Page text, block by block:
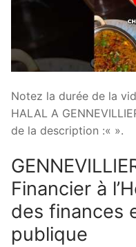
Notez la durée de la
HALAL A
de la description :« ».
Financier à
des finances
publique